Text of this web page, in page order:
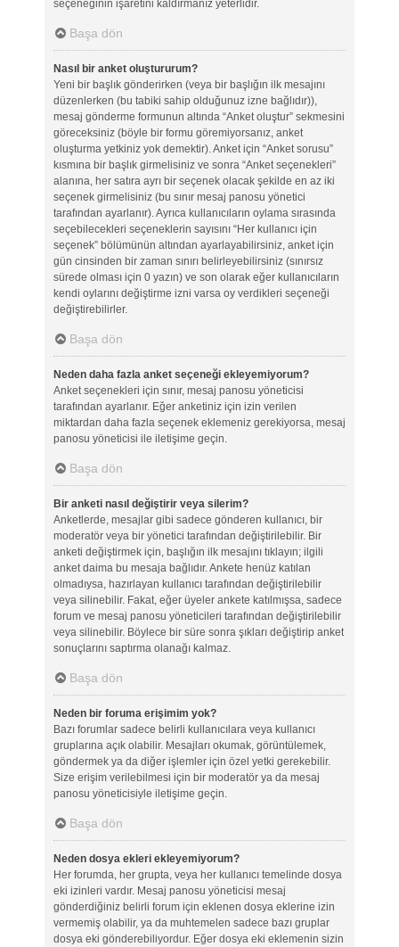
seçeneğinin işaretini kaldırmanız yeterlidir.
Başa dön
Nasıl bir anket oluştururum?
Yeni bir başlık gönderirken (veya bir başlığın ilk mesajını
düzenlerken (bu tabiki sahip olduğunuz izne bağlıdır)),
mesaj gönderme formunun altında “Anket oluştur” sekmesini
göreceksiniz (böyle bir formu göremiyorsanız, anket
oluşturma yetkiniz yok demektir). Anket için “Anket sorusu”
kısmına bir başlık girmelisiniz ve sonra “Anket seçenekleri”
alanına, her satıra ayrı bir seçenek olacak şekilde en az iki
seçenek girmelisiniz (bu sınır mesaj panosu yönetici
tarafından ayarlanır). Ayrıca kullanıcıların oylama sırasında
seçebilecekleri seçeneklerin sayısını “Her kullanıcı için
seçenek” bölümünün altından ayarlayabilirsiniz, anket için
gün cinsinden bir zaman sınırı belirleyebilirsiniz (sınırsız
sürede olması için 0 yazın) ve son olarak eğer kullanıcıların
kendi oylarını değiştirme izni varsa oy verdikleri seçeneği
değiştirebilirler.
Başa dön
Neden daha fazla anket seçeneği ekleyemiyorum?
Anket seçenekleri için sınır, mesaj panosu yöneticisi
tarafından ayarlanır. Eğer anketiniz için izin verilen
miktardan daha fazla seçenek eklemeniz gerekiyorsa, mesaj
panosu yöneticisi ile iletişime geçin.
Başa dön
Bir anketi nasıl değiştirir veya silerim?
Anketlerde, mesajlar gibi sadece gönderen kullanıcı, bir
moderatör veya bir yönetici tarafından değiştirilebilir. Bir
anketi değiştirmek için, başlığın ilk mesajını tıklayın; ilgili
anket daima bu mesaja bağlıdır. Ankete henüz katılan
olmadıysa, hazırlayan kullanıcı tarafından değiştirilebilir
veya silinebilir. Fakat, eğer üyeler ankete katılmışsa, sadece
forum ve mesaj panosu yöneticileri tarafından değiştirilebilir
veya silinebilir. Böylece bir süre sonra şıkları değiştirip anket
sonuçlarını saptırma olanağı kalmaz.
Başa dön
Neden bir foruma erişimim yok?
Bazı forumlar sadece belirli kullanıcılara veya kullanıcı
gruplarına açık olabilir. Mesajları okumak, görüntülemek,
göndermek ya da diğer işlemler için özel yetki gerekebilir.
Size erişim verilebilmesi için bir moderatör ya da mesaj
panosu yöneticisiyle iletişime geçin.
Başa dön
Neden dosya ekleri ekleyemiyorum?
Her forumda, her grupta, veya her kullanıcı temelinde dosya
eki izinleri vardır. Mesaj panosu yöneticisi mesaj
gönderdiğiniz belirli forum için eklenen dosya eklerine izin
vermemiş olabilir, ya da muhtemelen sadece bazı gruplar
dosya eki gönderebiliyordur. Eğer dosya eki eklemenin sizin